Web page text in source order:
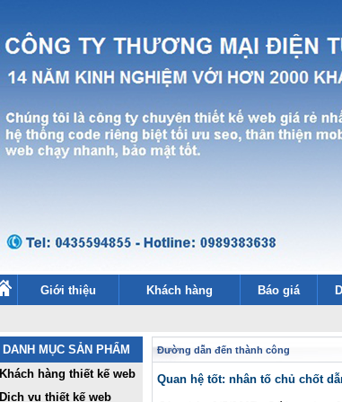
Giới thiệu Khách hàng Báo giá
DANH MỤC SẢN PHẨM
Khách hàng thiết kế web
Dịch vụ thiết kế web
Đường dẫn đến thành công
Quan hệ tốt: nhân tố chủ chốt